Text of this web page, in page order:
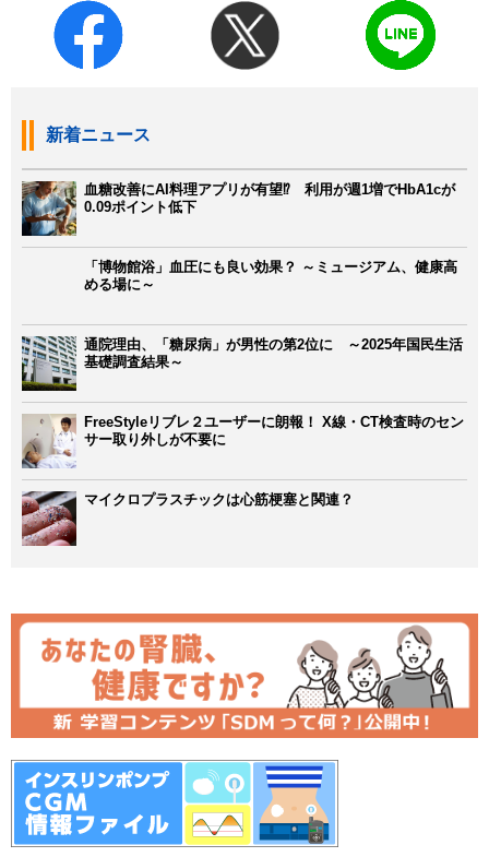
新着ニュース
血糖改善にAI料理アプリが有望⁉ 利用が週1増でHbA1cが
0.09ポイント低下
「博物館浴」血圧にも良い効果？ ～ミュージアム、健康高
める場に～
通院理由、「糖尿病」が男性の第2位に ～2025年国民生活
基礎調査結果～
FreeStyleリブレ２ユーザーに朗報！ X線・CT検査時のセン
サー取り外しが不要に
マイクロプラスチックは心筋梗塞と関連？